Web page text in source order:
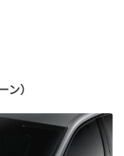
）